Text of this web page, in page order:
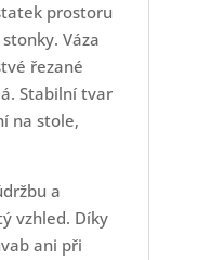
prostoru
Váza
řezané
Stabilní tvar
na stole,
a
vzhled. Díky
ani při